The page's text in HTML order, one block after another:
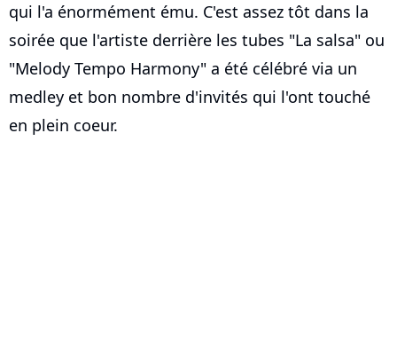
qui l'a énormément ému. C'est assez tôt dans la
soirée que l'artiste derrière les tubes "La salsa" ou
"Melody Tempo Harmony" a été célébré via un
medley et bon nombre d'invités qui l'ont touché
en plein coeur.